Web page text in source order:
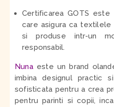
Certificarea GOTS este
care asigura ca textilele
si produse intr-un
responsabil.
Nunaeste un brand
imbina designul practic
sofisticata pentru a crea
pentru parinti si copii,